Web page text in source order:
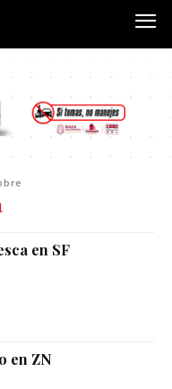
en SF
en ZN